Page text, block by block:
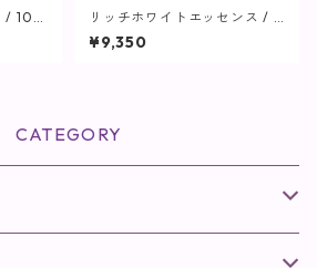
/ 10m
リッチホワイトエッセンス / 3
0mL【美容液】
¥9,350
CATEGORY